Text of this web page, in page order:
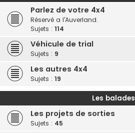
Parlez de votre 4x4
Réservé a l'Auverland.
Sujets : 114
Véhicule de trial
Sujets : 9
Les autres 4x4
Sujets : 19
Les balades
Les projets de sorties
Sujets : 45